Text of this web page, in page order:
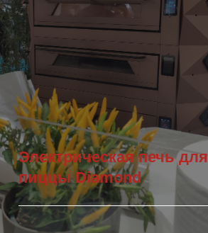
Электрическая печь для
пиццы Diamond
Подробнее